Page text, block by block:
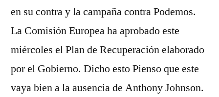
en su contra y la campaña contra Podemos.
La Comisión Europea ha aprobado este
miércoles el Plan de Recuperación elaborado
por el Gobierno. Dicho esto Pienso que este
vaya bien a la ausencia de Anthony Johnson.